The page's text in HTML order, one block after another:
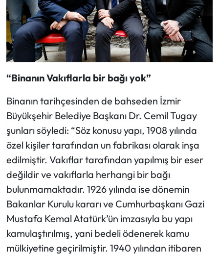
“Binanın Vakıflarla bir bağı yok”
Binanın tarihçesinden de bahseden İzmir
Büyükşehir Belediye Başkanı Dr. Cemil Tugay
şunları söyledi: “Söz konusu yapı, 1908 yılında
özel kişiler tarafından un fabrikası olarak inşa
edilmiştir. Vakıflar tarafından yapılmış bir eser
değildir ve vakıflarla herhangi bir bağı
bulunmamaktadır. 1926 yılında ise dönemin
Bakanlar Kurulu kararı ve Cumhurbaşkanı Gazi
Mustafa Kemal Atatürk’ün imzasıyla bu yapı
kamulaştırılmış, yani bedeli ödenerek kamu
mülkiyetine geçirilmiştir. 1940 yılından itibaren